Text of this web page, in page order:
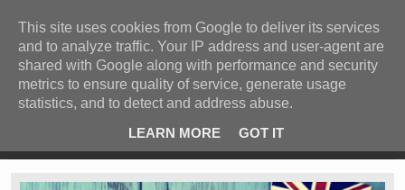
Ιερόσυλοι έκλεψαν τάματα από Ιερό Ναό στις Σέρρες
ΚΕΝΤΡΙΚΗ ΑΝΑ ΚΑΤΗΓΟΡΙΑ
ΕΙΔΗΣΕΙΣ ΑΝΑ ΠΕΡΙΟΧΗ
ΠΡΟΣΦΑΤΑ ΝΕΑ
Ν. ΣΕΡΡΩΝ Η ΓΗ ΜΑΣ
This site uses cookies from Google to deliver its services
and to analyze traffic. Your IP address and user-agent are
shared with Google along with performance and security
metrics to ensure quality of service, generate usage
statistics, and to detect and address abuse.
LEARN MORE
GOT IT